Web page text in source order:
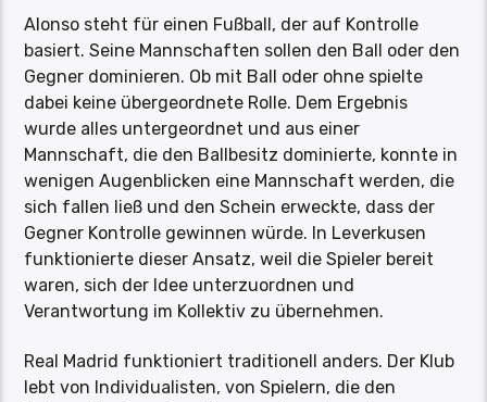
Alonso steht für einen Fußball, der auf Kontrolle
basiert. Seine Mannschaften sollen den Ball oder den
Gegner dominieren. Ob mit Ball oder ohne spielte
dabei keine übergeordnete Rolle. Dem Ergebnis
wurde alles untergeordnet und aus einer
Mannschaft, die den Ballbesitz dominierte, konnte in
wenigen Augenblicken eine Mannschaft werden, die
sich fallen ließ und den Schein erweckte, dass der
Gegner Kontrolle gewinnen würde. In Leverkusen
funktionierte dieser Ansatz, weil die Spieler bereit
waren, sich der Idee unterzuordnen und
Verantwortung im Kollektiv zu übernehmen.
Real Madrid funktioniert traditionell anders. Der Klub
lebt von Individualisten, von Spielern, die den